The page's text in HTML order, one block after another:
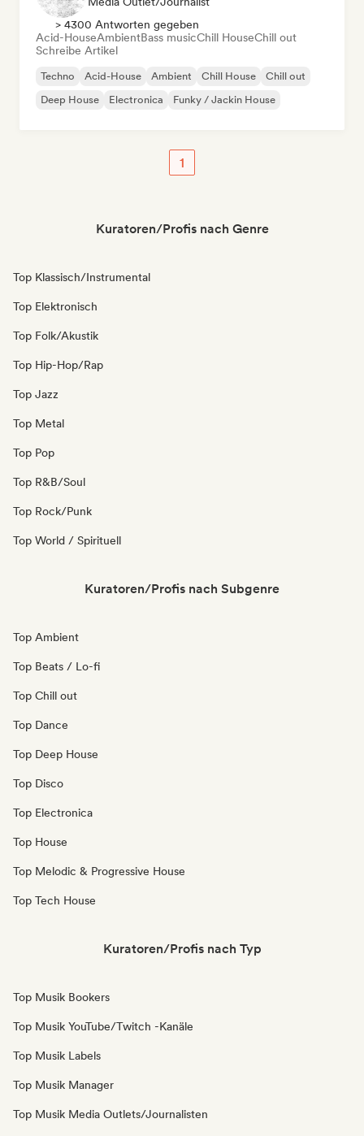
> 4300 Antworten gegeben
Acid-HouseAmbientBass musicChill HouseChill out
Schreibe Artikel
Techno Acid-House Ambient Chill House
Chill out
Deep House
Electronica Funky / Jackin House
1
Kuratoren/Profis nach Genre
Top Klassisch/Instrumental
Top Elektronisch
Top Folk/Akustik
Top Hip-Hop/Rap
Top Jazz
Top Metal
Top Pop
Top R&B/Soul
Top Rock/Punk
Top World / Spirituell
Kuratoren/Profis nach Subgenre
Top Ambient
Top Beats / Lo-fi
Top Chill out
Top Dance
Top Deep House
Top Disco
Top Electronica
Top House
Top Melodic & Progressive House
Top Tech House
Kuratoren/Profis nach Typ
Top Musik Bookers
Top Musik YouTube/Twitch -Kanäle
Top Musik Labels
Top Musik Manager
Top Musik Media Outlets/Journalisten